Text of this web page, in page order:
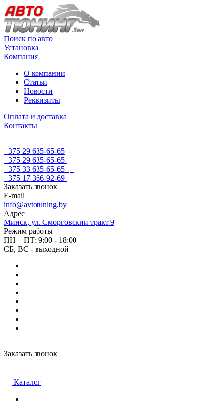
Поиск по авто
Установка
Компания
О компании
Статьи
Новости
Реквизиты
Оплата и доставка
Контакты
+375 29 635-65-65
+375 29 635-65-65
+375 33 635-65-65
+375 17 366-92-69
Заказать звонок
E-mail
info@avtotuning.by
Адрес
Минск, ул. Сморговский тракт 9
Режим работы
ПН – ПТ: 9:00 - 18:00
СБ, ВС - выходной
Заказать звонок
Каталог